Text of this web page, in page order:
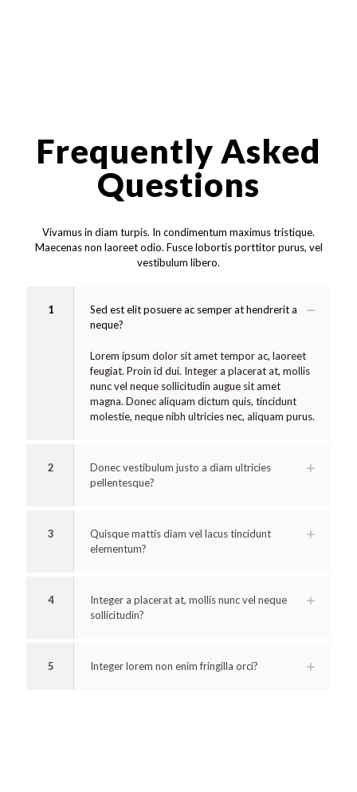
Frequently Asked
Questions
Vivamus in diam turpis. In condimentum maximus tristique.
Maecenas non laoreet odio. Fusce lobortis porttitor purus, vel
vestibulum libero.
1
Sed est elit posuere ac semper at hendrerit a
neque?
Lorem ipsum dolor sit amet tempor ac, laoreet
feugiat. Proin id dui. Integer a placerat at, mollis
nunc vel neque sollicitudin augue sit amet
magna. Donec aliquam dictum quis, tincidunt
molestie, neque nibh ultricies nec, aliquam purus.
2
Donec vestibulum justo a diam ultricies
pellentesque?
3
Quisque mattis diam vel lacus tincidunt
elementum?
4
Integer a placerat at, mollis nunc vel neque
sollicitudin?
5 Integer lorem non enim fringilla orci?